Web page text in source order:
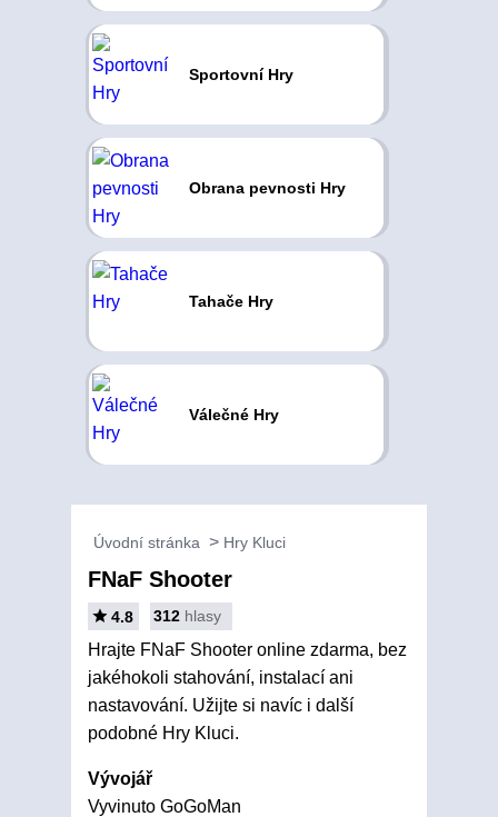
Sportovní Hry
Obrana pevnosti Hry
Tahače Hry
Válečné Hry
Úvodní stránka Hry Kluci
FNaF Shooter
4.8 312 hlasy
Hrajte FNaF Shooter online zdarma, bez
jakéhokoli stahování, instalací ani
nastavování. Užijte si navíc i další
podobné Hry Kluci.
Vývojář
Vyvinuto GoGoMan